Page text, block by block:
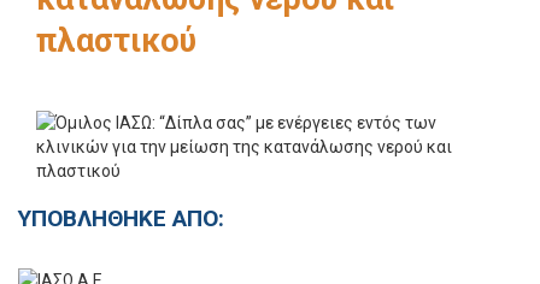
πλαστικού
ΥΠΟΒΛΗΘΗΚΕ ΑΠΟ: